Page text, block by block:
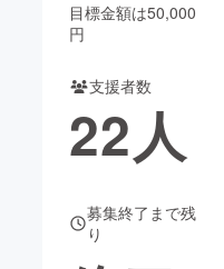
CAMPFIRE Creation
コミュニティ
目標金額は50,000
円
支援者数
22人
募集終了まで残
り